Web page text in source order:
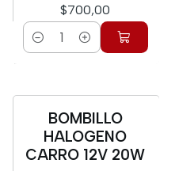
$700,00
Cantidad
BOMBILLO
HALOGENO
CARRO 12V 20W